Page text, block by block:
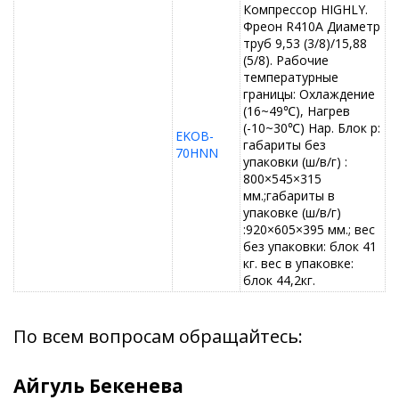
EKOB-
70HNN
Компрессор HIGHLY.
Фреон R410A Диаметр
труб 9,53 (3/8)/15,88
(5/8). Рабочие
температурные
границы: Охлаждение
(16~49℃), Нагрев
(-10~30℃) Нар. Блок р:
габариты без
упаковки (ш/в/г) :
800×545×315
мм.;габариты в
упаковке (ш/в/г)
:920×605×395 мм.; вес
без упаковки: блок 41
кг. вес в упаковке:
блок 44,2кг.
По всем вопросам обращайтесь:
Айгуль Бекенева